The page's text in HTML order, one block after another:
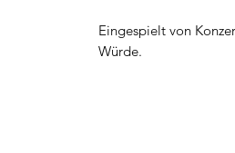
Eingespielt von
Würde.